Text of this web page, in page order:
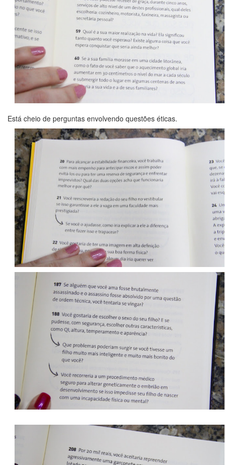
Está cheio de perguntas envolvendo questões éticas.